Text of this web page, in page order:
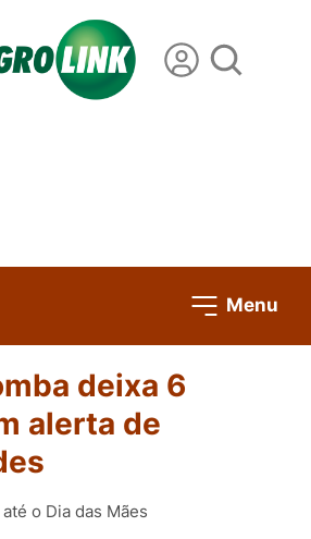
Menu
deixa 6
alerta de
o Dia das Mães